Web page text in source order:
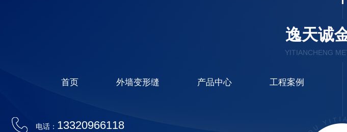
逸天诚
YITIANCHENG
首页 外墙变形缝 产品中心 工程案例
电话： 13320966118